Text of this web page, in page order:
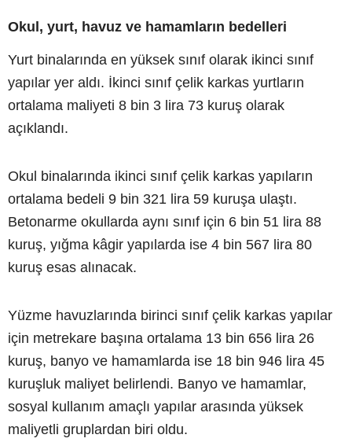
Okul, yurt, havuz ve hamamların bedelleri
Yurt binalarında en yüksek sınıf olarak ikinci sınıf
yapılar yer aldı. İkinci sınıf çelik karkas yurtların
ortalama maliyeti 8 bin 3 lira 73 kuruş olarak
açıklandı.
Okul binalarında ikinci sınıf çelik karkas yapıların
ortalama bedeli 9 bin 321 lira 59 kuruşa ulaştı.
Betonarme okullarda aynı sınıf için 6 bin 51 lira 88
kuruş, yığma kâgir yapılarda ise 4 bin 567 lira 80
kuruş esas alınacak.
Yüzme havuzlarında birinci sınıf çelik karkas yapılar
için metrekare başına ortalama 13 bin 656 lira 26
kuruş, banyo ve hamamlarda ise 18 bin 946 lira 45
kuruşluk maliyet belirlendi. Banyo ve hamamlar,
sosyal kullanım amaçlı yapılar arasında yüksek
maliyetli gruplardan biri oldu.